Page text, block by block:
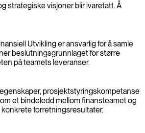
strategiske visjoner blir ivaretatt. Å
Utvikling er ansvarlig for å samle
beslutningsgrunnlaget for større
på teamets leveranser.
prosjektstyringskompetanse
et bindeledd mellom finansteamet og
forretningsresultater.